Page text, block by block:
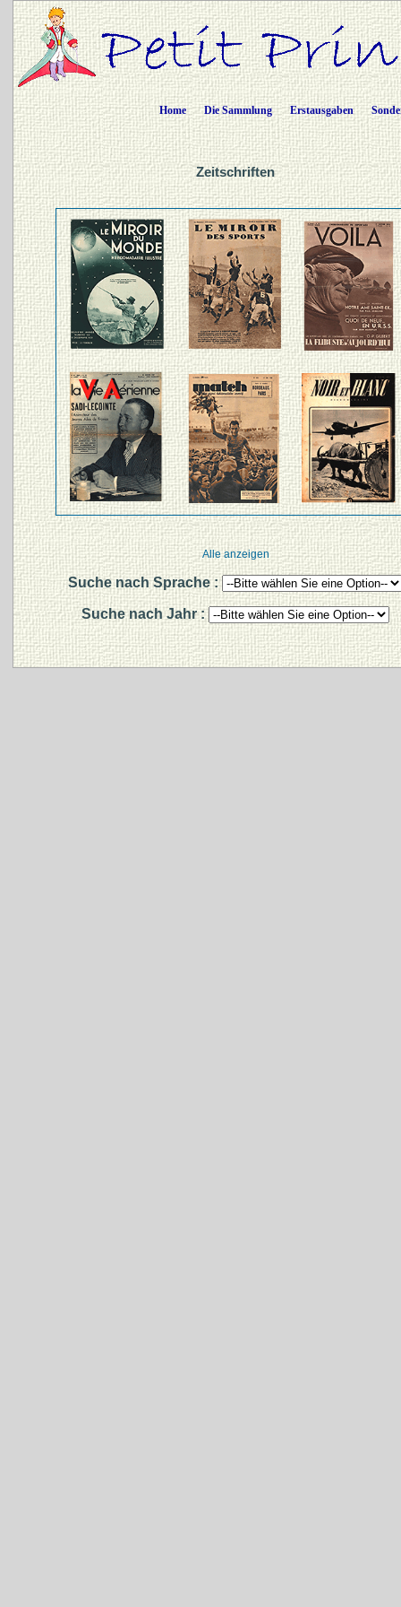
Home Die Sammlung Erstausgaben
Zeitschriften
Alle anzeigen
Suche nach Sprache :
Suche nach Jahr :